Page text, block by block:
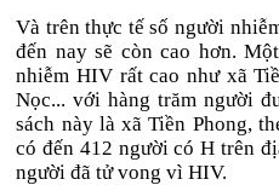
Và trên thực tế số người
đến nay sẽ còn cao hơn.
nhiễm HIV rất cao như xã
Nọc... với hàng trăm người
sách này là xã Tiền Phong,
có đến 412 người có H trên
người đã tử vong vì HIV.